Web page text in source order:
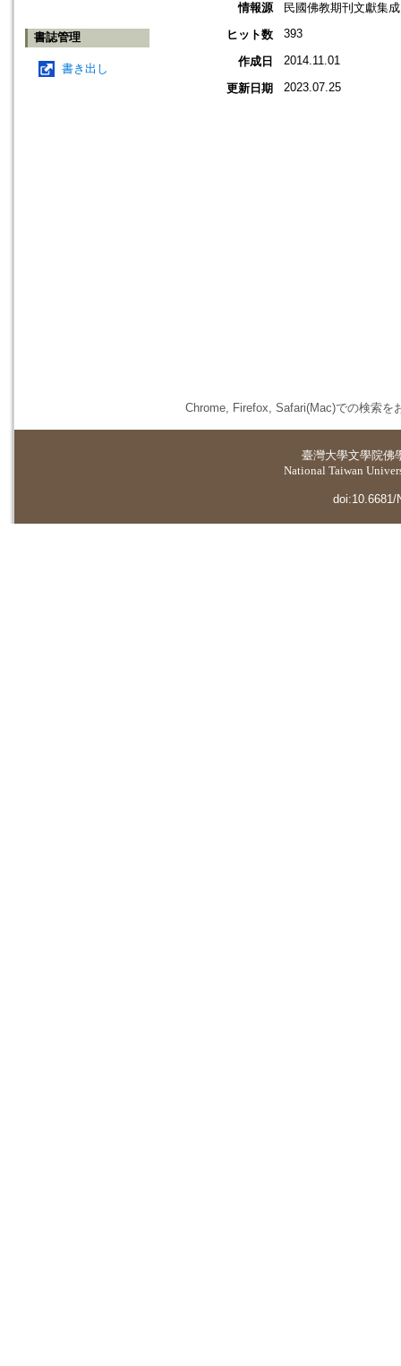
書誌管理
書き出し
情報源
民國佛教期刊文獻集
ヒット数
393
作成日 2014.11.01
更新日期 2023.07.25
Chrome, Firefox, Safari(Mac)での検索を
臺灣大學文學院佛
National Taiwan
doi:10.6681/